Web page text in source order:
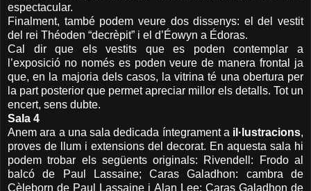
espectacular.
Finalment, també podem veure dos dissenys: el del vestit
del rei Théoden “decrèpit” i el d’Éowyn a Édoras.
Cal dir que els vestits que es poden contemplar a
l’exposició no només es poden veure de manera frontal ja
que, en la majoria dels casos, la vitrina té una obertura per
la part posterior que permet apreciar millor els detalls. Tot un
encert, sens dubte.
Sala 4
Anem ara a una sala dedicada íntegrament a il·lustracions,
proves de llum i extensions del decorat. En aquesta sala hi
podem trobar els següents originals: Rivendell: Frodo al
balcó de Paul Lassaine; Caras Galadhon: cambra de
Cèleborn de Paul Lassaine i Alan Lee; Caras Galadhon de